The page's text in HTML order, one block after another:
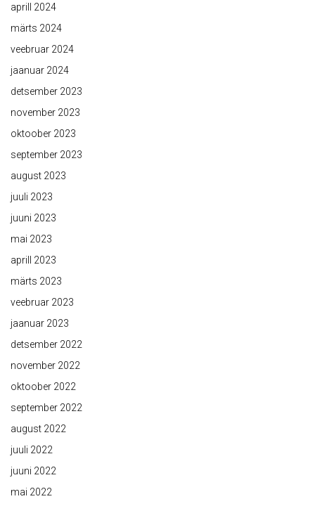
aprill 2024
märts 2024
veebruar 2024
jaanuar 2024
detsember 2023
november 2023
oktoober 2023
september 2023
august 2023
juuli 2023
juuni 2023
mai 2023
aprill 2023
märts 2023
veebruar 2023
jaanuar 2023
detsember 2022
november 2022
oktoober 2022
september 2022
august 2022
juuli 2022
juuni 2022
mai 2022